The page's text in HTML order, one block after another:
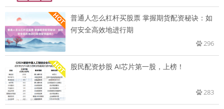
普通人怎么杠杆买股票 掌握期货配资秘诀：如
何安全高效地进行期
296
股民配资炒股 AI芯片第一股，上榜！
283